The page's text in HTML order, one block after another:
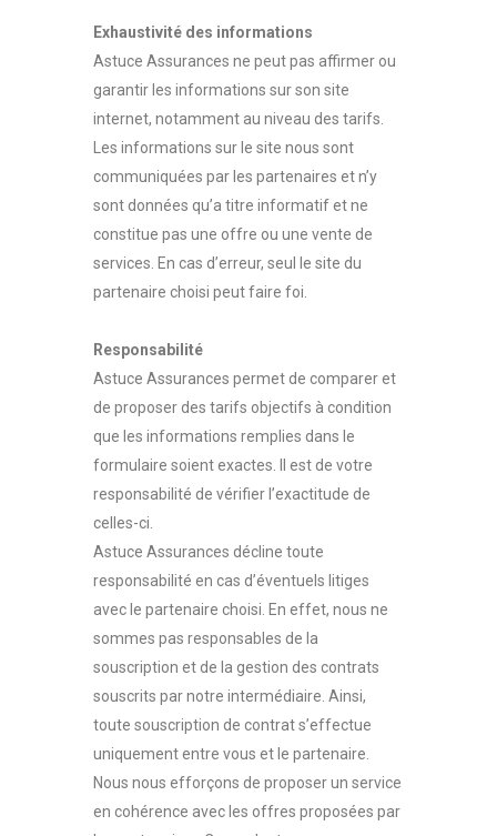
Exhaustivité des informations
Astuce Assurances ne peut pas affirmer ou
garantir les informations sur son site
internet, notamment au niveau des tarifs.
Les informations sur le site nous sont
communiquées par les partenaires et n’y
sont données qu’a titre informatif et ne
constitue pas une offre ou une vente de
services. En cas d’erreur, seul le site du
partenaire choisi peut faire foi.
Responsabilité
Astuce Assurances permet de comparer et
de proposer des tarifs objectifs à condition
que les informations remplies dans le
formulaire soient exactes. Il est de votre
responsabilité de vérifier l’exactitude de
celles-ci.
Astuce Assurances décline toute
responsabilité en cas d’éventuels litiges
avec le partenaire choisi. En effet, nous ne
sommes pas responsables de la
souscription et de la gestion des contrats
souscrits par notre intermédiaire. Ainsi,
toute souscription de contrat s’effectue
uniquement entre vous et le partenaire.
Nous nous efforçons de proposer un service
en cohérence avec les offres proposées par